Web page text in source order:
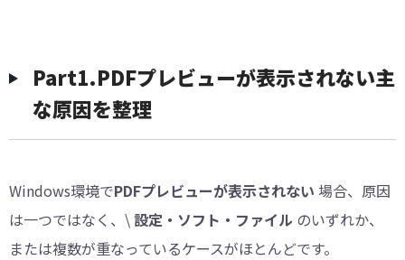
︎Part1.PDFプレビューが表示されない主
な原因を整理
Windows環境でPDFプレビューが表示されない 場合、原因
は一つではなく、\ 設定・ソフト・ファイル のいずれか、
または複数が重なっているケースがほとんどです。